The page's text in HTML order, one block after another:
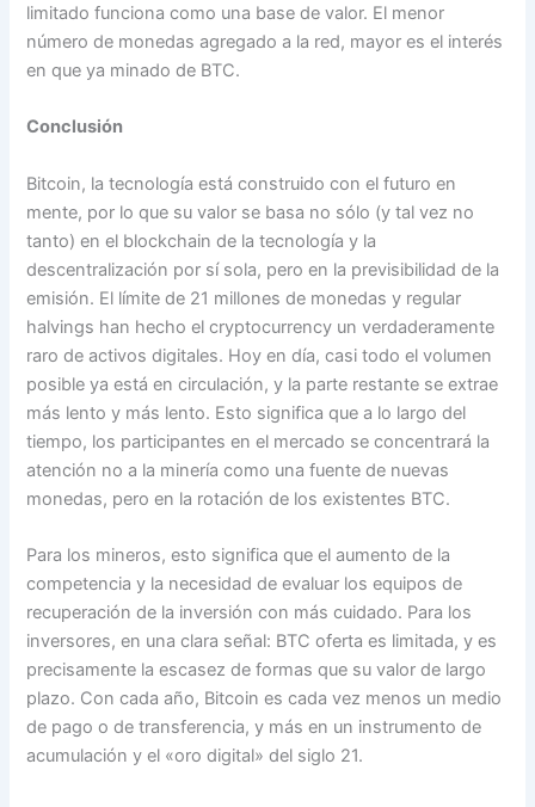
limitado funciona como una base de valor. El menor
número de monedas agregado a la red, mayor es el interés
en que ya minado de BTC.
Conclusión
Bitcoin, la tecnología está construido con el futuro en
mente, por lo que su valor se basa no sólo (y tal vez no
tanto) en el blockchain de la tecnología y la
descentralización por sí sola, pero en la previsibilidad de la
emisión. El límite de 21 millones de monedas y regular
halvings han hecho el cryptocurrency un verdaderamente
raro de activos digitales. Hoy en día, casi todo el volumen
posible ya está en circulación, y la parte restante se extrae
más lento y más lento. Esto significa que a lo largo del
tiempo, los participantes en el mercado se concentrará la
atención no a la minería como una fuente de nuevas
monedas, pero en la rotación de los existentes BTC.
Para los mineros, esto significa que el aumento de la
competencia y la necesidad de evaluar los equipos de
recuperación de la inversión con más cuidado. Para los
inversores, en una clara señal: BTC oferta es limitada, y es
precisamente la escasez de formas que su valor de largo
plazo. Con cada año, Bitcoin es cada vez menos un medio
de pago o de transferencia, y más en un instrumento de
acumulación y el «oro digital» del siglo 21.